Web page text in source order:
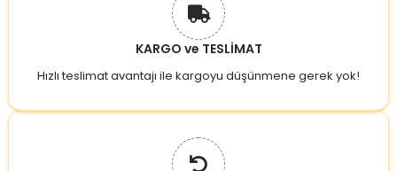
KARGO ve TESLİMAT
Hızlı teslimat avantajı ile kargoyu düşünmene gerek yok!